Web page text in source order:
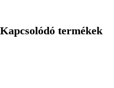
Kapcsolódó termékek